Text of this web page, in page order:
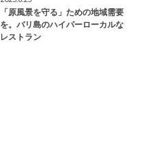
「原風景を守る」ための地域需要
を。バリ島のハイパーローカルな
レストラン